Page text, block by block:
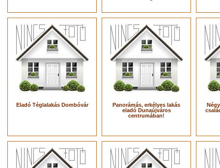
Eladó Téglalakás Dombóvár
Panorámás, erkélyes lakás
eladó Dunaújváros
centrumában!